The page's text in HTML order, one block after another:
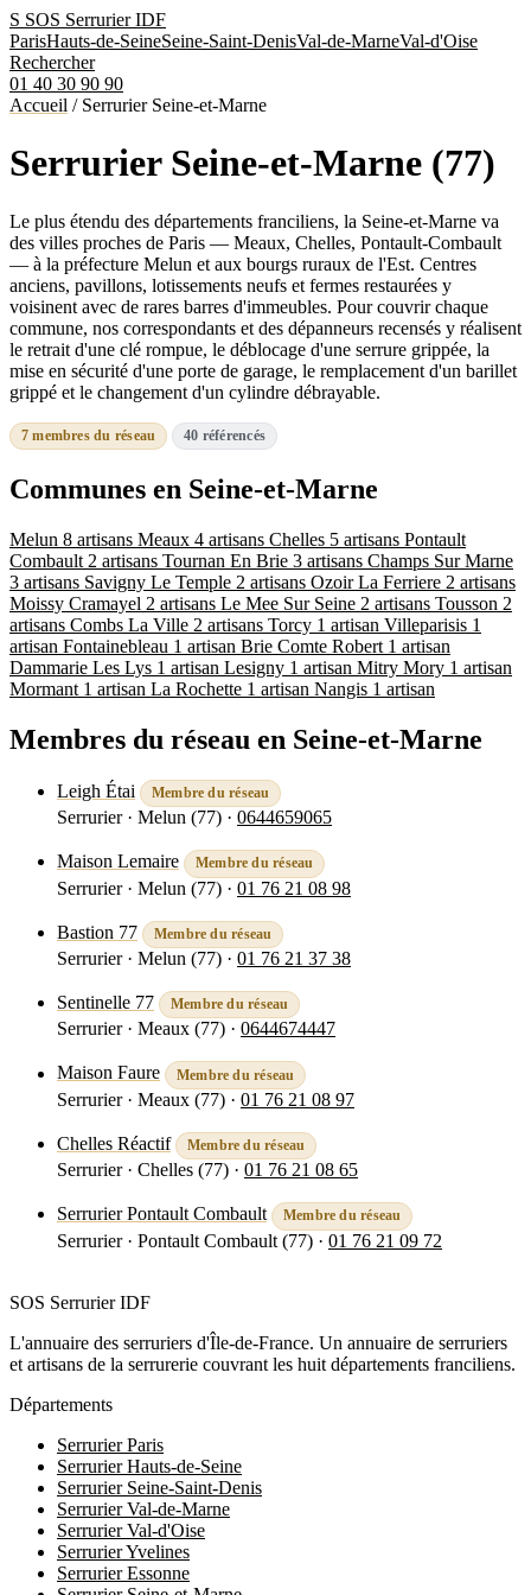
S SOS SerrurierIDF
ParisHauts-de-SeineSeine-Saint-DenisVal-de-MarneVal-d'Oise
Rechercher
01 40 30 90 90
Accueil /Serrurier Seine-et-Marne
Serrurier Seine-et-Marne (77)
Le plus étendu des départements franciliens, la Seine-et-Marne va
des villes proches de Paris — Meaux, Chelles, Pontault-Combault
— à la préfecture Melun et aux bourgs ruraux de l'Est. Centres
anciens, pavillons, lotissements neufs et fermes restaurées y
voisinent avec de rares barres d'immeubles. Pour couvrir chaque
commune, nos correspondants et des dépanneurs recensés y réalisent
le retrait d'une clé rompue, le déblocage d'une serrure grippée, la
mise en sécurité d'une porte de garage, le remplacement d'un barillet
grippé et le changement d'un cylindre débrayable.
7 membres du réseau 40 référencés
Communes en Seine-et-Marne
Melun 8 artisans Meaux 4 artisans Chelles 5 artisans Pontault
Combault 2 artisans Tournan En Brie 3 artisans Champs Sur Marne
3 artisans Savigny Le Temple 2 artisans Ozoir La Ferriere 2 artisans
Moissy Cramayel 2 artisans Le Mee Sur Seine 2 artisans Tousson 2
artisans Combs La Ville 2 artisans Torcy 1 artisan Villeparisis 1
artisan Fontainebleau 1 artisan Brie Comte Robert 1 artisan
Dammarie Les Lys 1 artisan Lesigny 1 artisan Mitry Mory 1 artisan
Mormant 1 artisan La Rochette 1 artisan Nangis 1 artisan
Membres du réseau en Seine-et-Marne
Leigh Étai Membre du réseau
Serrurier · Melun (77) · 0644659065
Maison Lemaire
Membre du réseau
Serrurier · Melun (77) · 01 76 21 08 98
Bastion 77
Membre du réseau
Serrurier · Melun (77) · 01 76 21 37 38
Sentinelle 77
Membre du réseau
Serrurier · Meaux (77) · 0644674447
Maison Faure
Membre du réseau
Serrurier · Meaux (77) · 01 76 21 08 97
Chelles Réactif
Membre du réseau
Serrurier · Chelles (77) · 01 76 21 08 65
Serrurier Pontault Combault
Membre du réseau
Serrurier · Pontault Combault (77) · 01 76 21 09 72
SOS SerrurierIDF
L'annuaire des serruriers d'Île-de-France. Un annuaire de serruriers
et artisans de la serrurerie couvrant les huit départements franciliens.
Départements
Serrurier Paris
Serrurier Hauts-de-Seine
Serrurier Seine-Saint-Denis
Serrurier Val-de-Marne
Serrurier Val-d'Oise
Serrurier Yvelines
Serrurier Essonne